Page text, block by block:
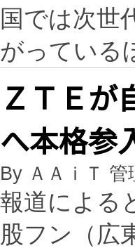
国では次世
がっている
ＺＴＥが
へ本格参
By ＡＡｉＴ 管
報道による
股フン（広